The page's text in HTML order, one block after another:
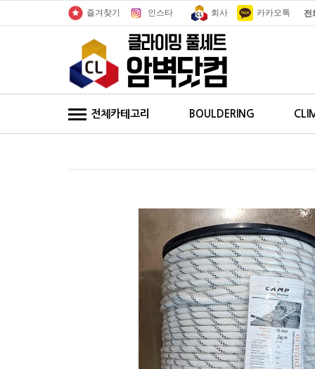
즐겨찾기 인스타 카카오톡
회사 전
전체카테고리 BOULDERING